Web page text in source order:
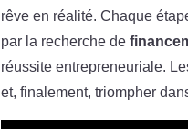
rêve en réalité. Chaque
par la recherche de
réussite entrepreneuriale.
et, finalement, triompher